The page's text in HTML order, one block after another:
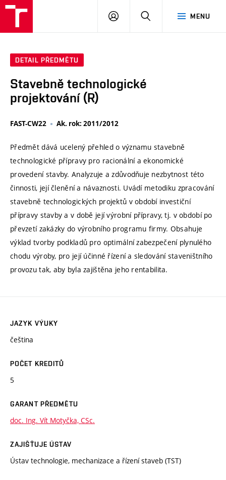
MENU
PŘIHLÁSIT
DETAIL PŘEDMĚTU
Stavebně technologické
projektování (R)
FAST-CW22 Ak. rok: 2011/2012
Předmět dává ucelený přehled o významu stavebně
technologické přípravy pro racionální a ekonomické
provedení stavby. Analyzuje a zdůvodňuje nezbytnost této
činnosti, její členění a návaznosti. Uvádí metodiku zpracování
stavebně technologických projektů v období investiční
přípravy stavby a v době její výrobní přípravy, tj. v období po
převzetí zakázky do výrobního programu firmy. Obsahuje
výklad tvorby podkladů pro optimální zabezpečení plynulého
chodu výroby, pro její účinné řízení a sledování staveništního
provozu tak, aby byla zajištěna jeho rentabilita.
JAZYK VÝUKY
čeština
POČET KREDITŮ
5
GARANT PŘEDMĚTU
doc. Ing. Vít Motyčka, CSc.
ZAJIŠŤUJE ÚSTAV
Ústav technologie, mechanizace a řízení staveb (TST)